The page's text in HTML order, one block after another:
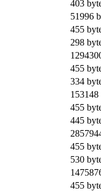
403
51996
455
298
455
334
153148
455
445
455
530
455